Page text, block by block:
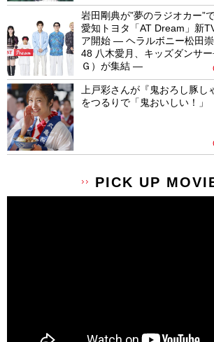
岩田剛典が”夢のラジオカー”
愛知トヨタ「AT Dream」新
ア開始 ― ヘラルボニー松田
48 八木愛月、キッズダンサ
Ｇ）が集結 ―
上戸彩さんが『鬼おろし豚し
をつるりで「鬼おいしい！」
PICK UP